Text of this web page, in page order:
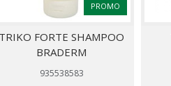
PROMO
TRIKO FORTE SHAMPOO
BRADERM
935538583